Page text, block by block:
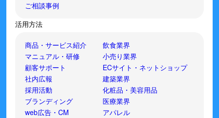
ご相談事例
活用方法
商品・サービス紹介
マニュアル・研修
顧客サポート
社内広報
採用活動
ブランディング
web広告・CM
飲食業界
小売り業界
ECサイト・ネットショップ
建築業界
化粧品・美容用品
医療業界
アパレル